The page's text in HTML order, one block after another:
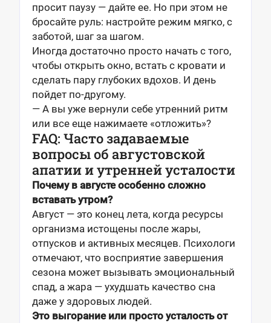
просит паузу — дайте ее. Но при этом не
бросайте руль: настройте режим мягко, с
заботой, шаг за шагом.
Иногда достаточно просто начать с того,
чтобы открыть окно, встать с кровати и
сделать пару глубоких вдохов. И день
пойдет по-другому.
— А вы уже вернули себе утренний ритм
или все еще нажимаете «отложить»?
FAQ: Часто задаваемые
вопросы об августовской
апатии и утренней усталости
Почему в августе особенно сложно
вставать утром?
Август — это конец лета, когда ресурсы
организма истощены после жары,
отпусков и активных месяцев. Психологи
отмечают, что восприятие завершения
сезона может вызывать эмоциональный
спад, а жара — ухудшать качество сна
даже у здоровых людей.
Это выгорание или просто усталость от